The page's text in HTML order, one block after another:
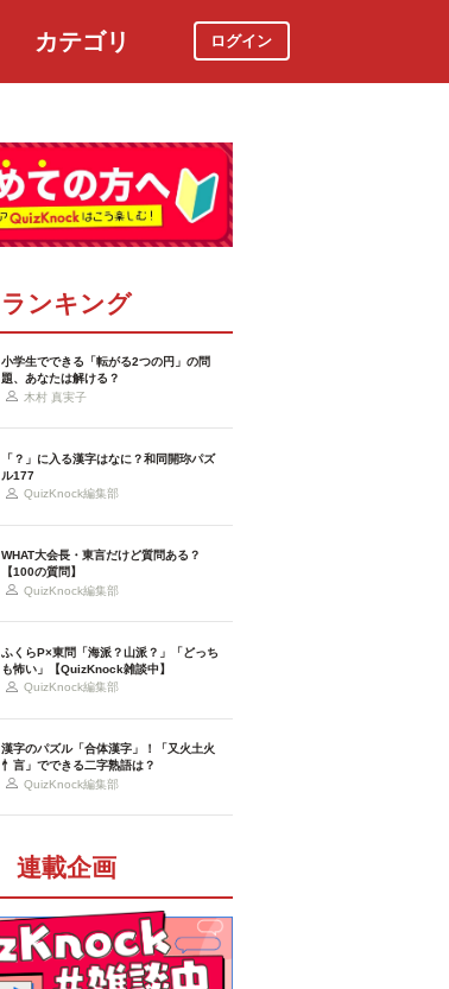
カテゴリ ログイン
ランキング
小学生でできる「転がる2つの円」の問
題、あなたは解ける？
木村 真実子
「？」に入る漢字はなに？和同開珎パズ
ル177
QuizKnock編集部
WHAT大会長・東言だけど質問ある？
【100の質問】
QuizKnock編集部
ふくらP×東問「海派？山派？」「どっち
も怖い」【QuizKnock雑談中】
QuizKnock編集部
漢字のパズル「合体漢字」！「又火土火
忄言」でできる二字熟語は？
QuizKnock編集部
連載企画